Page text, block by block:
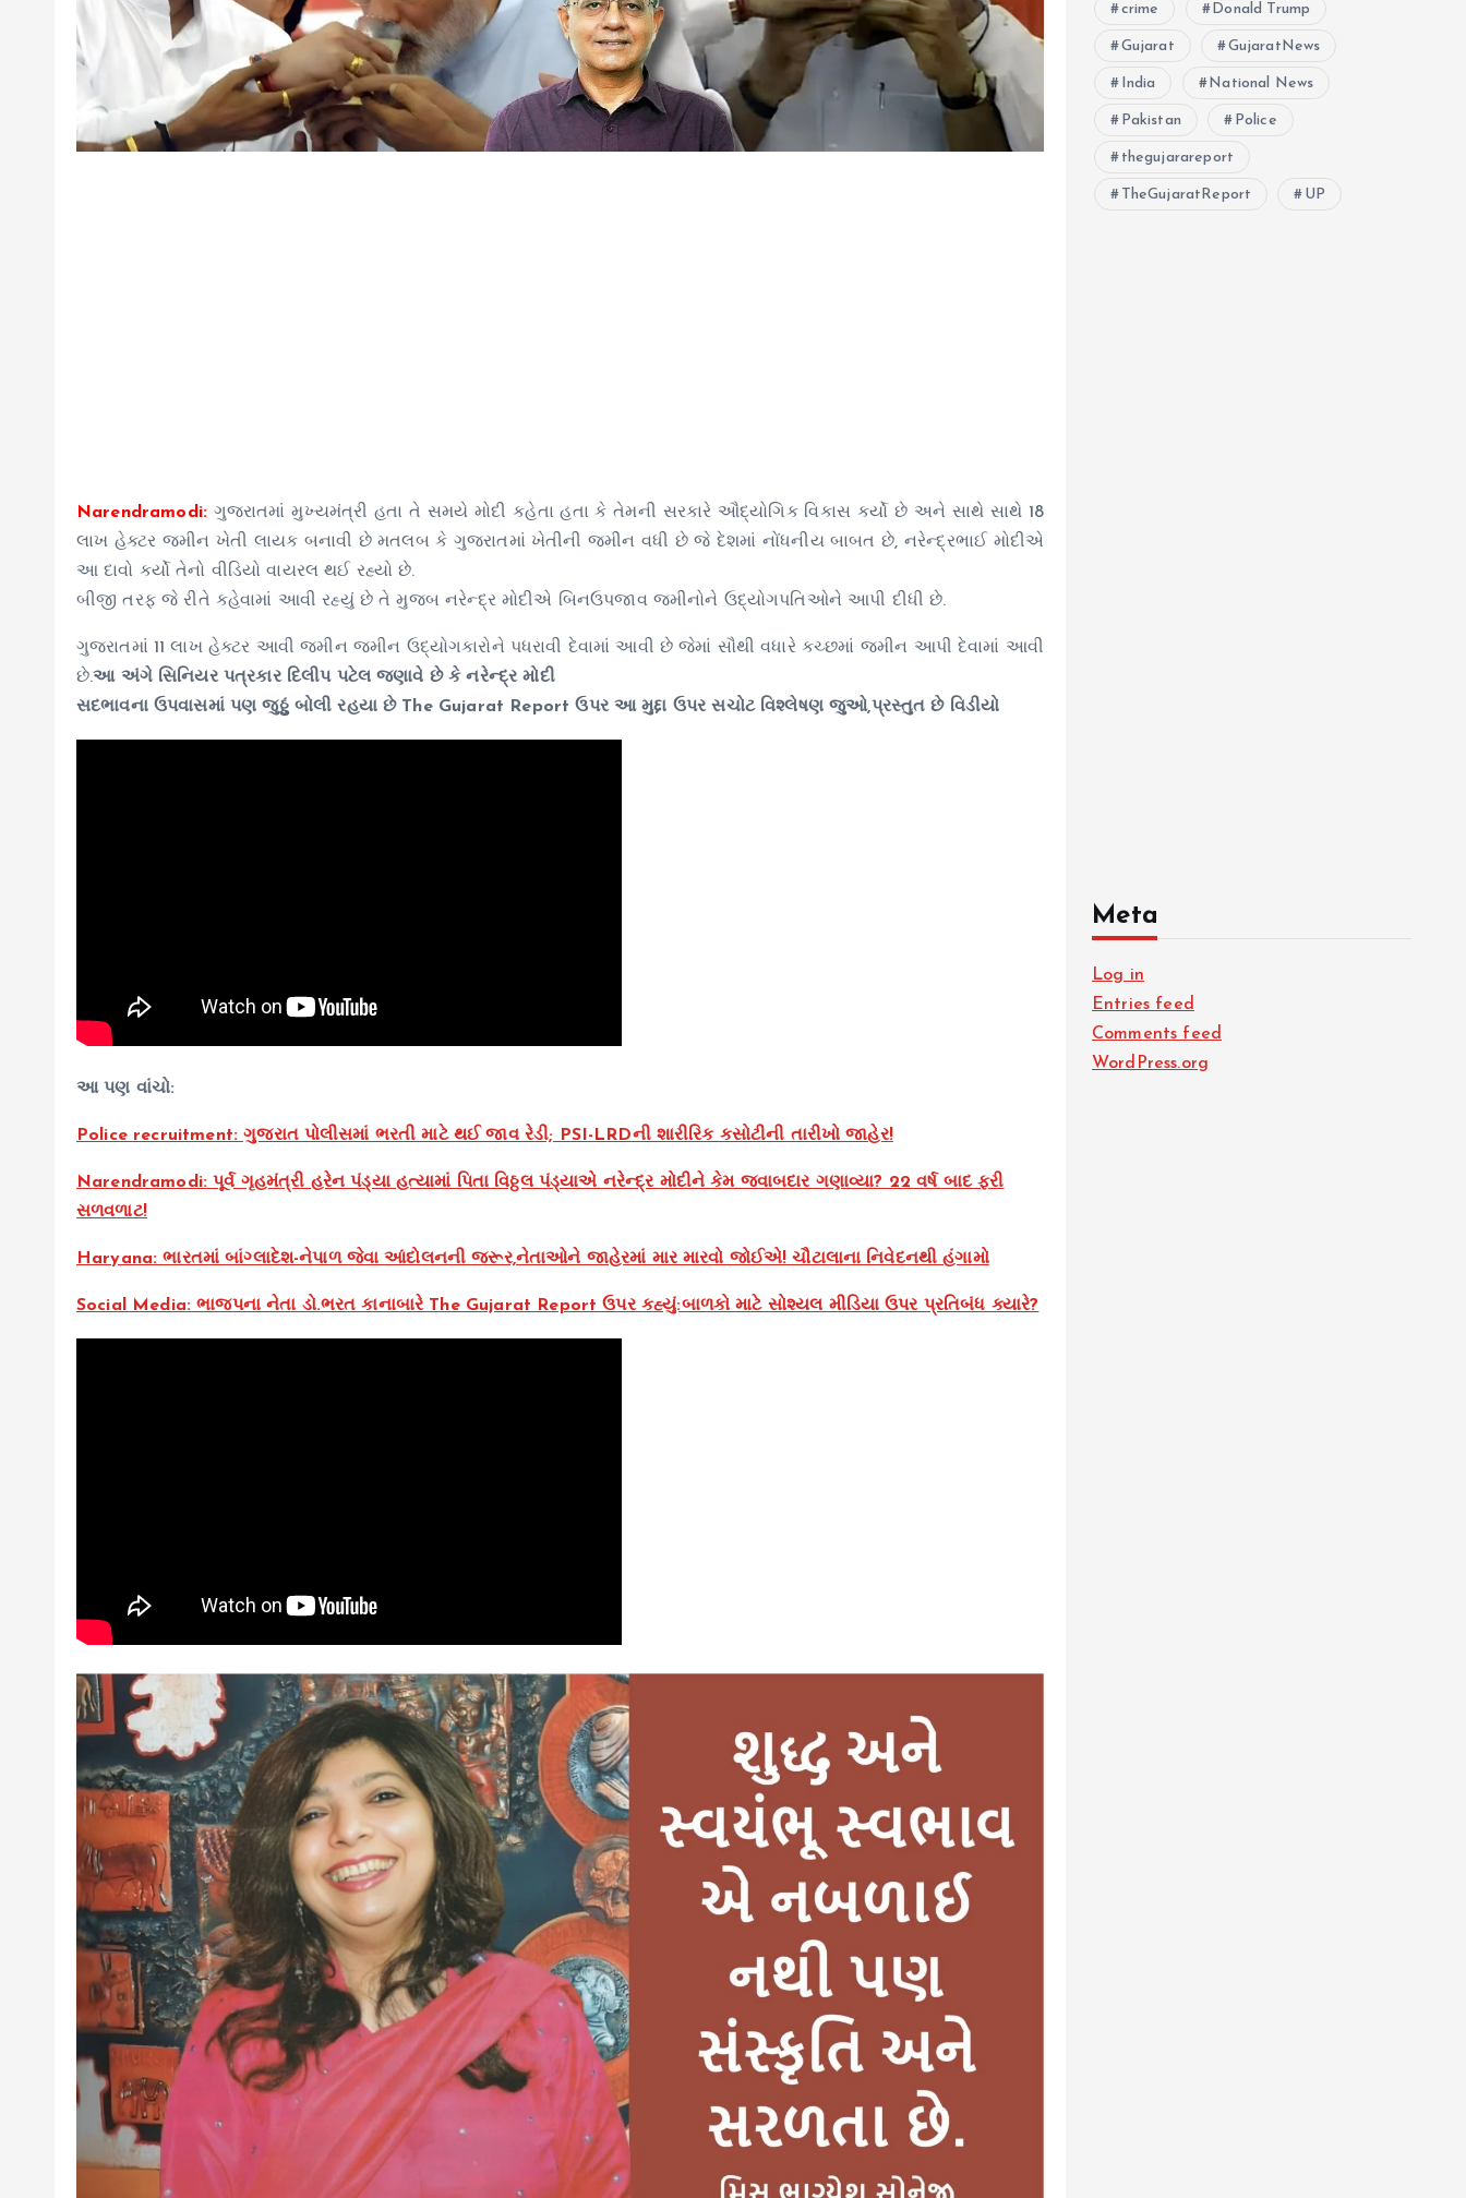
Narendramodi: ગુજરાતમાં મુખ્યમંત્રી હતા તે સમયે મોદી કહેતા હતા કે તેમની સરકારે ઔદ્યોગિક વિકાસ કર્યો છે અને સાથે સાથે 18
લાખ હેક્ટર જમીન ખેતી લાયક બનાવી છે મતલબ કે ગુજરાતમાં ખેતીની જમીન વધી છે જે દેશમાં નોંધનીય બાબત છે, નરેન્દ્રભાઈ મોદીએ
આ દાવો કર્યો તેનો વીડિયો વાયરલ થઈ રહ્યો છે.
બીજી તરફ જે રીતે કહેવામાં આવી રહ્યું છે તે મુજબ નરેન્દ્ર મોદીએ બિનઉપજાવ જમીનોને ઉદ્યોગપતિઓને આપી દીધી છે.
ગુજરાતમાં 11 લાખ હેક્ટર આવી જમીન જમીન ઉદ્યોગકારોને પધરાવી દેવામાં આવી છે જેમાં સૌથી વધારે કચ્છમાં જમીન આપી દેવામાં આવી
છે.આ અંગે સિનિયર પત્રકાર દિલીપ પટેલ જણાવે છે કે નરેન્દ્ર મોદી
સદભાવના ઉપવાસમાં પણ જુઠ્ઠું બોલી રહયા છે The Gujarat Report ઉપર આ મુદ્દા ઉપર સચોટ વિશ્લેષણ જુઓ,પ્રસ્તુત છે વિડીયો
આ પણ વાંચો:
Police recruitment: ગુજરાત પોલીસમાં ભરતી માટે થઈ જાવ રેડી; PSI-LRDની શારીરિક કસોટીની તારીખો જાહેર!
Narendramodi: પૂર્વ ગૃહમંત્રી હરેન પંડ્યા હત્યામાં પિતા વિઠ્ઠલ પંડ્યાએ નરેન્દ્ર મોદીને કેમ જવાબદાર ગણાવ્યા? 22 વર્ષ બાદ ફરી
સળવળાટ!
Haryana: ભારતમાં બાંગ્લાદેશ-નેપાળ જેવા આંદોલનની જરૂર,નેતાઓને જાહેરમાં માર મારવો જોઈએ! ચૌટાલાના નિવેદનથી હંગામો
Social Media: ભાજપના નેતા ડો.ભરત કાનાબારે The Gujarat Report ઉપર કહ્યું:બાળકો માટે સોશ્યલ મીડિયા ઉપર પ્રતિબંધ ક્યારે?
crime Donald Trump
Gujarat GujaratNews
India National News
Pakistan Police
thegujarareport
TheGujaratReport UP
Meta
Log in
Entries feed
Comments feed
WordPress.org